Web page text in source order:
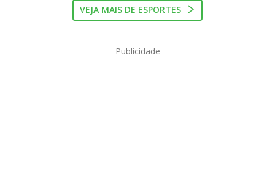
VEJA MAIS DE ESPORTES
Publicidade